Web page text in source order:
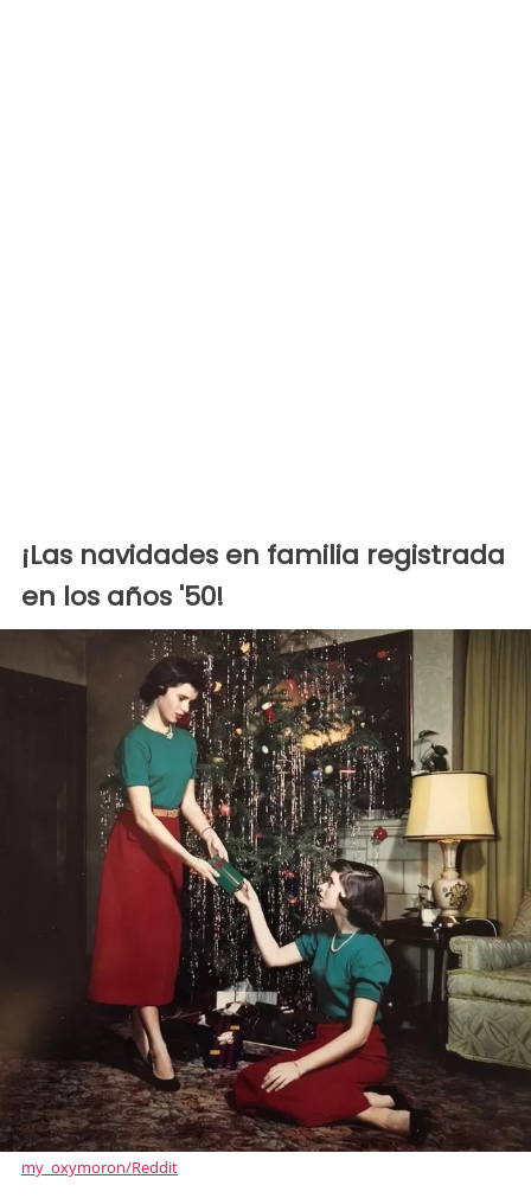
¡Las navidades en familia registrada
en los años '50!
my_oxymoron/Reddit